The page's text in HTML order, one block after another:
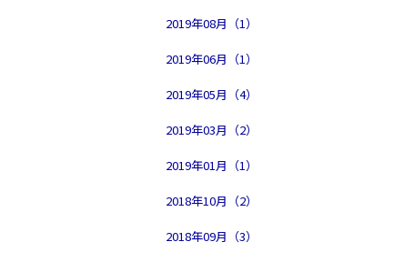
2019年08月（1）
2019年06月（1）
2019年05月（4）
2019年03月（2）
2019年01月（1）
2018年10月（2）
2018年09月（3）